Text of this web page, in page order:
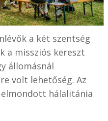
a két szentség
a missziós kereszt
állomásnál
volt lehetőség. Az
hálalitánia